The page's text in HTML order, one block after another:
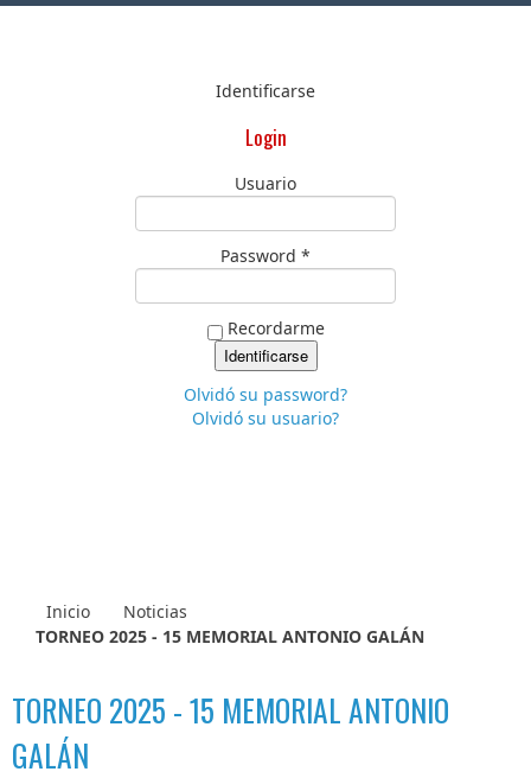
Identificarse
Login
Usuario
Password *
Recordarme
Olvidó su password?
Olvidó su usuario?
Inicio
Noticias
TORNEO 2025 - 15 MEMORIAL ANTONIO GALÁN
TORNEO 2025 - 15 MEMORIAL ANTONIO
GALÁN